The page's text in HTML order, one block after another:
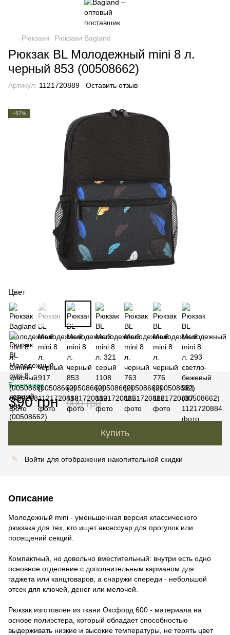
Рюкзаки Рюкзаки Bagland
Рюкзак BL Молодежный mini 8 л.
черный 853 (00508662)
Артикул: 1121720889 Оставить отзыв
−57%
Цвет
В наличии
390 грн 900 грн
Купить
% Войти для отображения накопительной скидки
Описание
Молодежный mini - уменьшенная версия классического
рюкзака для тех, кто ищет аксессуар для прогулок или
посещений секций.
Компактный, но довольно вместительный: внутри есть одно
основное отделение с дополнительным карманом для
гаджета или канцтоваров, а снаружи спереди - небольшой
отсек для ключей, денег или мелочей.
Рюкзак изготовлен из ткани Оксфорд 600 - материала на
основе полиэстера, который обладает способностью
выдерживать низкие и высокие температуры, не терять цвет